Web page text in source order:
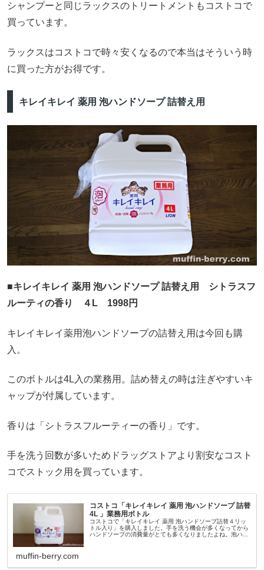
シャンプーと同じラックスのトリートメントもコストコで
買っています。
ラックスはコストコで時々安くなるので本当はそういう時
に買った方がお得です。
キレイキレイ 薬用 泡ハンドソープ 詰替え用
■キレイキレイ 薬用 泡ハンドソープ 詰替え用 シトラスフ
ルーティの香り ４L 1998円
キレイキレイ薬用泡ハンドソープの詰替え用は今回も購
入。
このボトルは4L入の業務用。詰め替えの時は注ぎやすいキ
ャップが付属しています。
香りは「シトラスフルーティーの香り」です。
手を洗う回数が多いためドラッグストアより割安なコスト
コでストック用を買っています。
コストコ「キレイキレイ 薬用 泡ハンドソープ 詰替
4L 」業務用ボトル
コストコで「キレイキレイ 薬用 泡ハンドソープ詰替４リッ
トル入り」を購入しました。手を洗う機会が多くなってから
ハンドソープの消費量がとても多くなりましたよね。泡ハン
muffin-berry.com